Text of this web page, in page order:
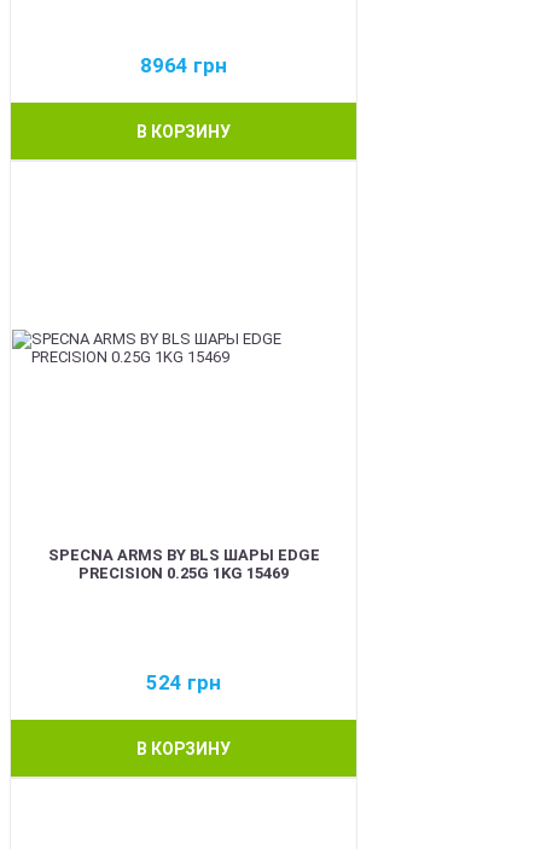
8964 грн
В КОРЗИНУ
SPECNA ARMS BY BLS ШАРЫ EDGE
PRECISION 0.25G 1KG 15469
524 грн
В КОРЗИНУ